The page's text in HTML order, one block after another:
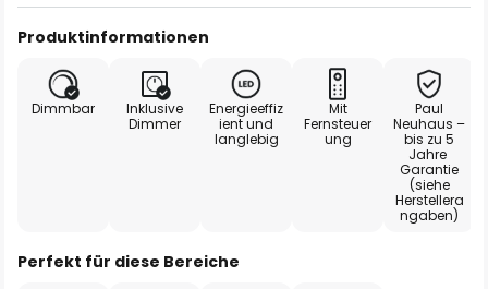
Produktinformationen
Dimmbar
Inklusive
Dimmer
Energieeffiz
ient und
langlebig
Mit
Fernsteuer
ung
Paul
Neuhaus –
bis zu 5
Jahre
Garantie
(siehe
Herstellera
ngaben)
Perfekt für diese Bereiche